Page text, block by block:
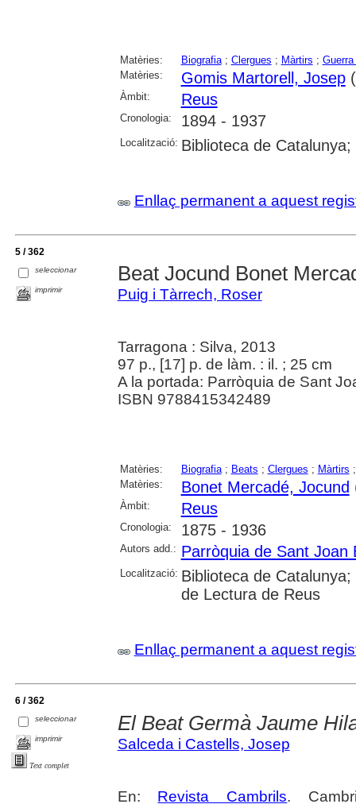
Matèries: Biografia; Clergues ; Màrtirs ;
Matèries:
Gomis Martorell, Josep
Àmbit: Reus
Cronologia: 1894 - 1937
Localització: Biblioteca de
Enllaç permanent a aquest
5 / 362
seleccionar
imprimir
Beat Jocund Bonet
Puig i Tàrrech, Roser
Tarragona : Silva, 2013
97 p., [17] p. de làm. : il. ; 25 cm
A la portada: Parròquia de Sant
ISBN 9788415342489
Matèries: Biografia; Beats ; Clergues ; Màrtirs
Matèries:
Bonet Mercadé, Jocund
Àmbit: Reus
Cronologia: 1875 - 1936
Autors add.: Parròquia de Sant Joan
Localització: Biblioteca de
de Lectura de Reus
Enllaç permanent a aquest
6 / 362
seleccionar
imprimir
Text complet
El Beat Germà Jaume
Salceda i Castells, Josep
En: Revista Cambrils.